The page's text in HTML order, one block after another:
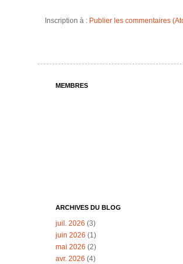
Inscription à : Publier les commentaires
MEMBRES
ARCHIVES DU BLOG
juil. 2026 (3)
juin 2026 (1)
mai 2026 (2)
avr. 2026 (4)